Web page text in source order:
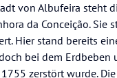
von Albufeira steht
da Conceição. Sie
Hier stand bereits
bei dem Erdbeben
zerstört wurde.